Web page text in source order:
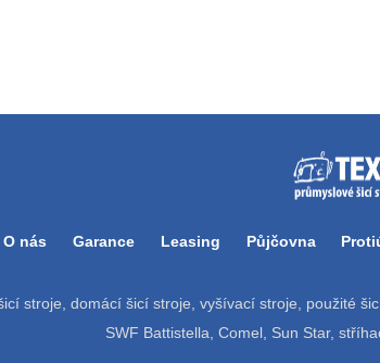
O nás Garance Leasing Půjčovna
stroje, domácí šicí stroje, vyšívací stroje, použité
SWF Battistella, Comel, Sun Star,